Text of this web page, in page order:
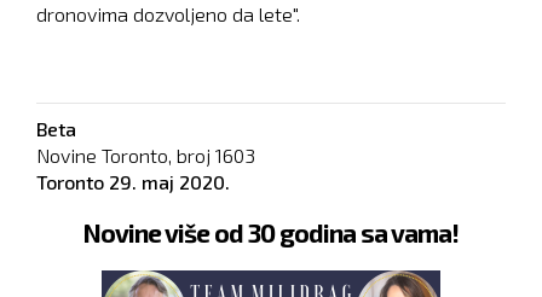
dronovima dozvoljeno da lete".
Beta
Novine Toronto, broj 1603
Toronto 29. maj 2020.
Novine više od 30 godina sa vama!